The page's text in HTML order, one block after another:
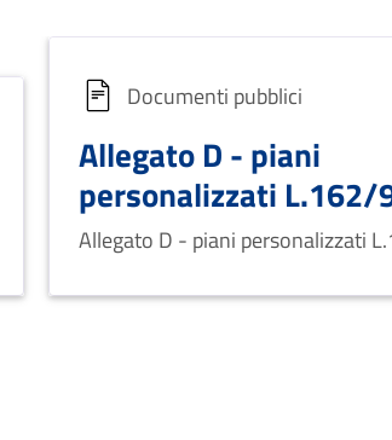
Documenti pubblici
Allegato D - piani
personalizzati L.162/
Allegato D - piani personalizzati